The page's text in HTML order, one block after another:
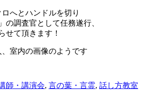
へとハンドルを切り
の調査官として任務遂行、
せて頂きます！
師・講演会, 言の葉・言霊, 話し方教室